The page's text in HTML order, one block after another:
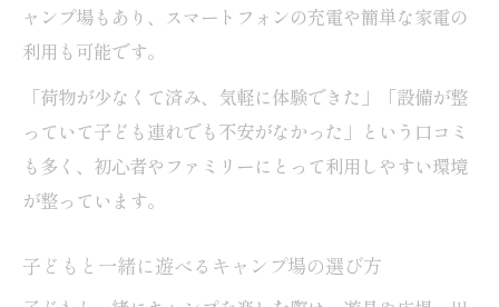
み方
アウトドア初心者も安心なキャンプ場選び
ャンプ場もあり、スマートフォンの充電や簡単な家電の
利用も可能です。
「荷物が少なくて済み、気軽に体験できた」「設備が整
っていて子ども連れでも不安がなかった」という口コミ
も多く、初心者やファミリーにとって利用しやすい環境
が整っています。
子どもと一緒に遊べるキャンプ場の選び方